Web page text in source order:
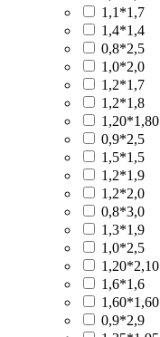
1,1*1,7
1,4*1,4
0,8*2,5
1,0*2,0
1,2*1,7
1,2*1,8
1,20*1,80
0,9*2,5
1,5*1,5
1,2*1,9
1,2*2,0
0,8*3,0
1,3*1,9
1,0*2,5
1,20*2,10
1,6*1,6
1,60*1,60
0,9*2,9